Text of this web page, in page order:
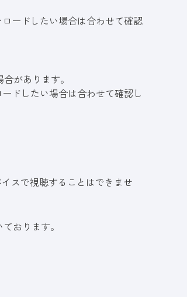
ードしたい場合は合わせて確認
があります。
ドしたい場合は合わせて確認し
スで視聴することはできませ
おります。